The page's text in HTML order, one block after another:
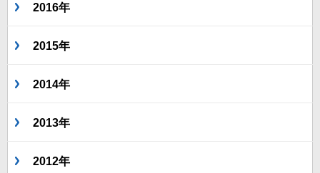
2016年
2015年
2014年
2013年
2012年